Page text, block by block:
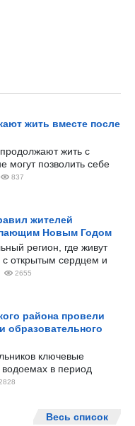
жить вместе после
жить с
могут позволить себе
837
жителей
Новым Годом
регион, где живут
открытым сердцем и
2655
района провели
образовательного
ключевые
в период
Весь список